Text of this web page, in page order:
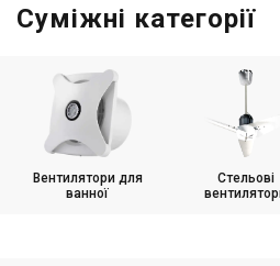
Суміжні категорії
Вентилятори для
ванної
Стельові